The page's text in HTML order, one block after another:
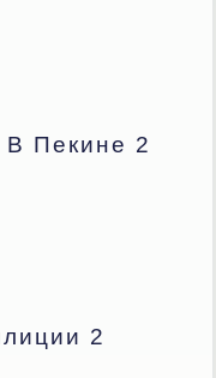
Пекине 2
2